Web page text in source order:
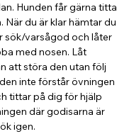
Hunden får gärna titta
När du är klar hämtar du
sök/varsågod och låter
med nosen. Låt
att störa den utan följ
inte förstår övningen
tittar på dig för hjälp
där godisarna är
igen.